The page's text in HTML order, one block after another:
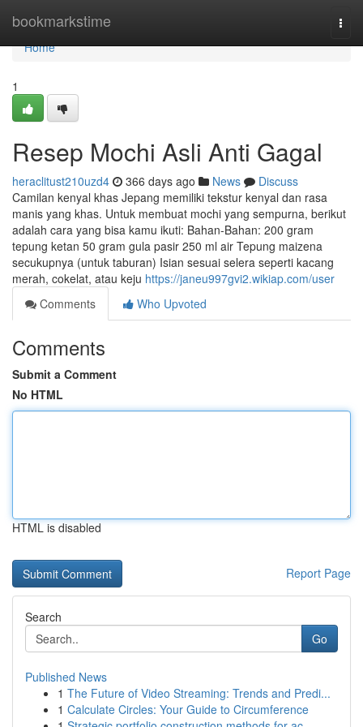
bookmarkstime
Home
Home
1
Resep Mochi Asli Anti Gagal
heraclitust210uzd4 366 days ago News
Discuss
Camilan kenyal khas Jepang memiliki tekstur kenyal dan rasa
manis yang khas. Untuk membuat mochi yang sempurna, berikut
adalah cara yang bisa kamu ikuti: Bahan-Bahan: 200 gram
tepung ketan 50 gram gula pasir 250 ml air Tepung maizena
secukupnya (untuk taburan) Isian sesuai selera seperti kacang
merah, cokelat, atau keju https://janeu997gvi2.wikiap.com/user
Comments
Who Upvoted
Comments
Submit a Comment
No HTML
HTML is disabled
Report Page
Search
Go
Published News
1 The Future of Video Streaming: Trends and Predi...
1 Calculate Circles: Your Guide to Circumference